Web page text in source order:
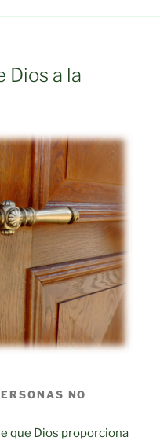
Dios a la
NO
que Dios proporciona